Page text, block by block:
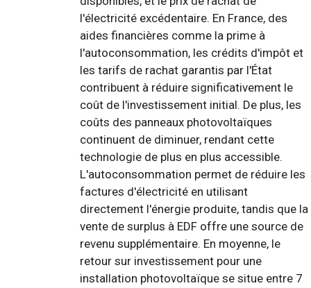
l'électricité excédentaire. En France, des
aides financières comme la prime à
l'autoconsommation, les crédits d'impôt et
les tarifs de rachat garantis par l'État
contribuent à réduire significativement le
coût de l'investissement initial. De plus, les
coûts des panneaux photovoltaïques
continuent de diminuer, rendant cette
technologie de plus en plus accessible.
L'autoconsommation permet de réduire les
factures d'électricité en utilisant
directement l'énergie produite, tandis que la
vente de surplus à EDF offre une source de
revenu supplémentaire. En moyenne, le
retour sur investissement pour une
installation photovoltaïque se situe entre 7